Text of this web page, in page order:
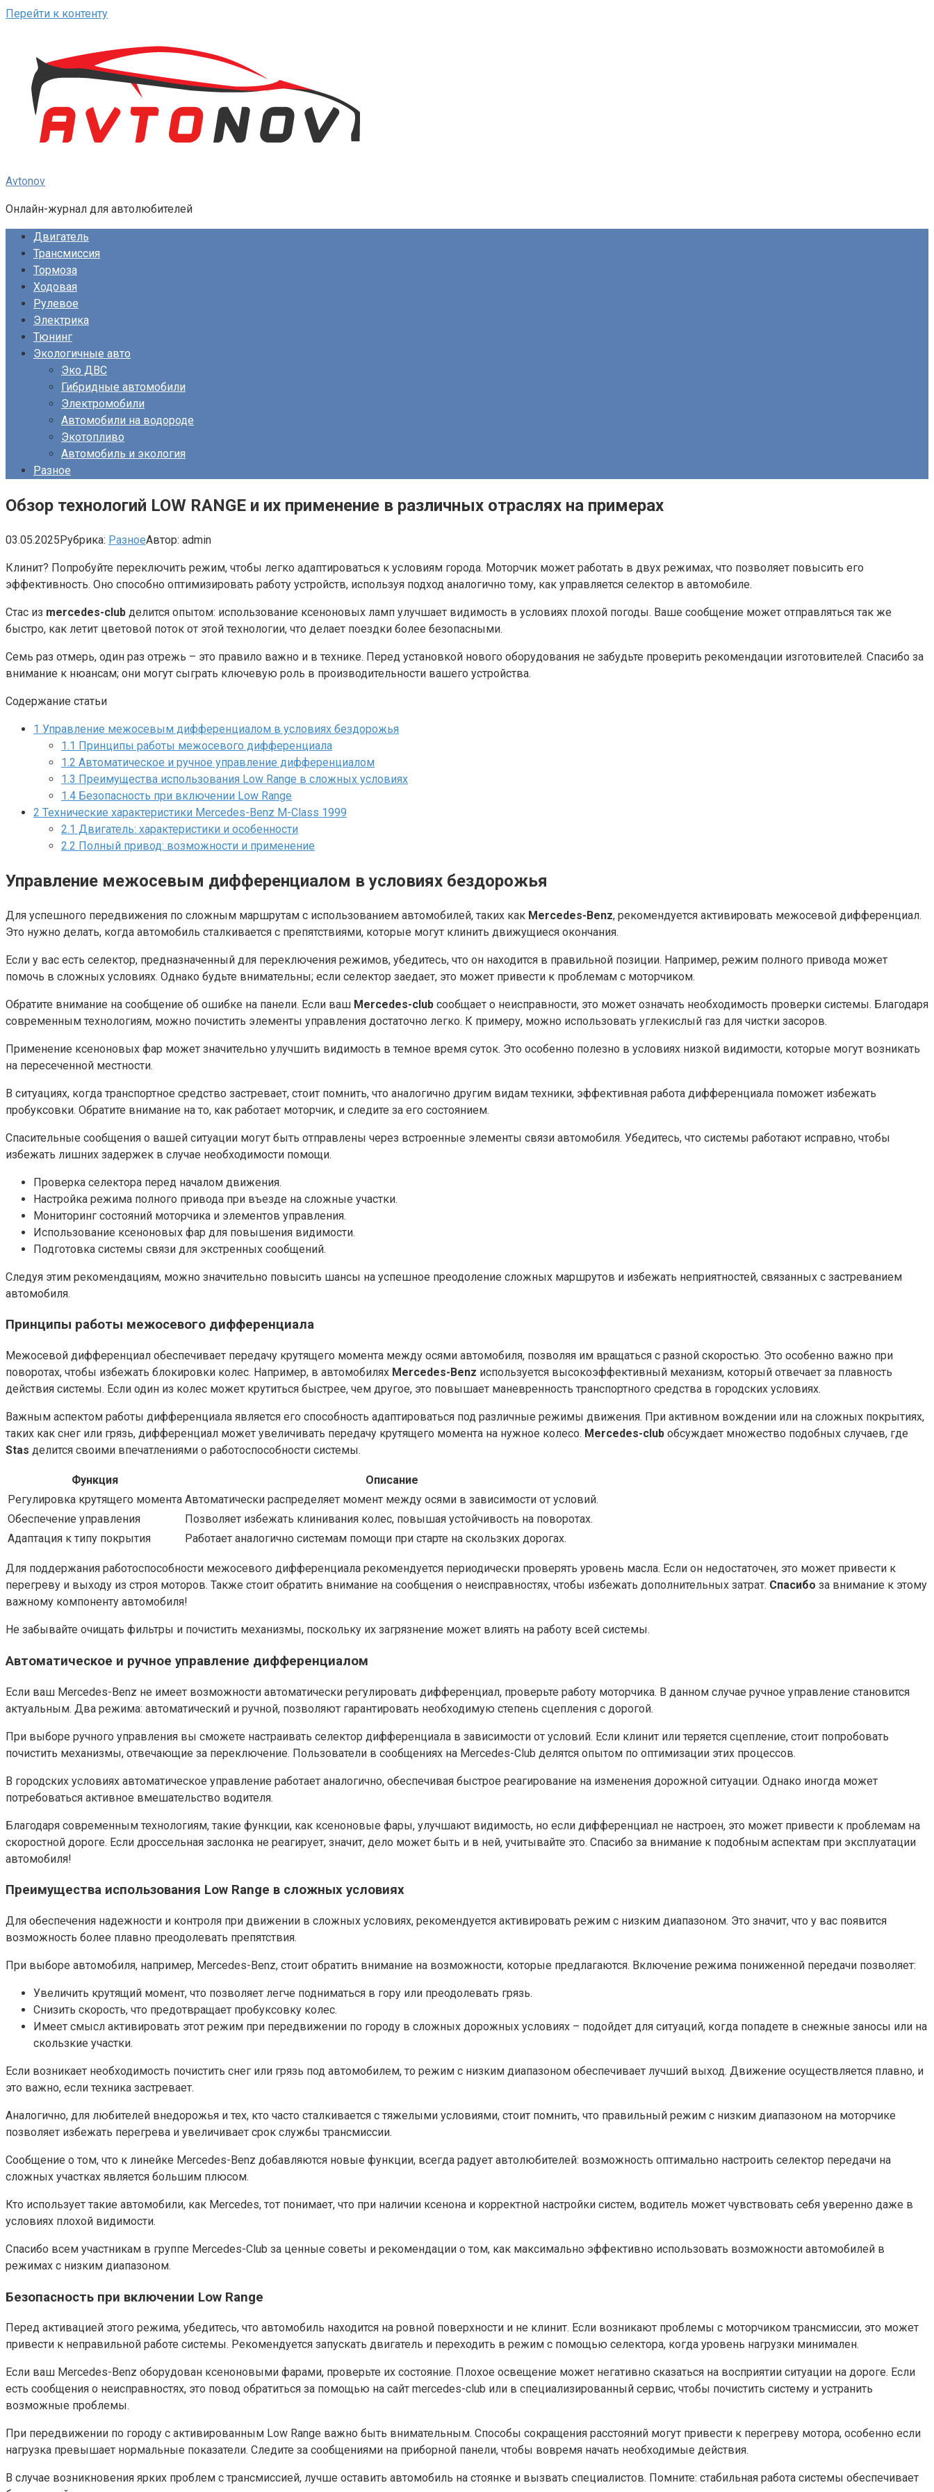
Перейти к контенту
Avtonov
Онлайн-журнал для автолюбителей
Двигатель
Трансмиссия
Тормоза
Ходовая
Рулевое
Электрика
Тюнинг
Экологичные авто
Эко ДВС
Гибридные автомобили
Электромобили
Автомобили на водороде
Экотопливо
Автомобиль и экология
Разное
Обзор технологий LOW RANGE и их применение в различных отраслях на примерах
03.05.2025Рубрика: РазноеАвтор: admin
Клинит? Попробуйте переключить режим, чтобы легко адаптироваться к условиям города. Моторчик может работать в двух режимах, что позволяет повысить его
эффективность. Оно способно оптимизировать работу устройств, используя подход аналогично тому, как управляется селектор в автомобиле.
Стас из mercedes-club делится опытом: использование ксеноновых ламп улучшает видимость в условиях плохой погоды. Ваше сообщение может отправляться так же
быстро, как летит цветовой поток от этой технологии, что делает поездки более безопасными.
Семь раз отмерь, один раз отрежь – это правило важно и в технике. Перед установкой нового оборудования не забудьте проверить рекомендации изготовителей. Спасибо за
внимание к нюансам; они могут сыграть ключевую роль в производительности вашего устройства.
Содержание статьи
1 Управление межосевым дифференциалом в условиях бездорожья
1.1 Принципы работы межосевого дифференциала
1.2 Автоматическое и ручное управление дифференциалом
1.3 Преимущества использования Low Range в сложных условиях
1.4 Безопасность при включении Low Range
2 Технические характеристики Mercedes-Benz M-Class 1999
2.1 Двигатель: характеристики и особенности
2.2 Полный привод: возможности и применение
Управление межосевым дифференциалом в условиях бездорожья
Для успешного передвижения по сложным маршрутам с использованием автомобилей, таких как Mercedes-Benz, рекомендуется активировать межосевой дифференциал.
Это нужно делать, когда автомобиль сталкивается с препятствиями, которые могут клинить движущиеся окончания.
Если у вас есть селектор, предназначенный для переключения режимов, убедитесь, что он находится в правильной позиции. Например, режим полного привода может
помочь в сложных условиях. Однако будьте внимательны; если селектор заедает, это может привести к проблемам с моторчиком.
Обратите внимание на сообщение об ошибке на панели. Если ваш Mercedes-club сообщает о неисправности, это может означать необходимость проверки системы. Благодаря
современным технологиям, можно почистить элементы управления достаточно легко. К примеру, можно использовать углекислый газ для чистки засоров.
Применение ксеноновых фар может значительно улучшить видимость в темное время суток. Это особенно полезно в условиях низкой видимости, которые могут возникать
на пересеченной местности.
В ситуациях, когда транспортное средство застревает, стоит помнить, что аналогично другим видам техники, эффективная работа дифференциала поможет избежать
пробуксовки. Обратите внимание на то, как работает моторчик, и следите за его состоянием.
Спасительные сообщения о вашей ситуации могут быть отправлены через встроенные элементы связи автомобиля. Убедитесь, что системы работают исправно, чтобы
избежать лишних задержек в случае необходимости помощи.
Проверка селектора перед началом движения.
Настройка режима полного привода при въезде на сложные участки.
Мониторинг состояний моторчика и элементов управления.
Использование ксеноновых фар для повышения видимости.
Подготовка системы связи для экстренных сообщений.
Следуя этим рекомендациям, можно значительно повысить шансы на успешное преодоление сложных маршрутов и избежать неприятностей, связанных с застреванием
автомобиля.
Принципы работы межосевого дифференциала
Межосевой дифференциал обеспечивает передачу крутящего момента между осями автомобиля, позволяя им вращаться с разной скоростью. Это особенно важно при
поворотах, чтобы избежать блокировки колес. Например, в автомобилях Mercedes-Benz используется высокоэффективный механизм, который отвечает за плавность
действия системы. Если один из колес может крутиться быстрее, чем другое, это повышает маневренность транспортного средства в городских условиях.
Важным аспектом работы дифференциала является его способность адаптироваться под различные режимы движения. При активном вождении или на сложных покрытиях,
таких как снег или грязь, дифференциал может увеличивать передачу крутящего момента на нужное колесо. Mercedes-club обсуждает множество подобных случаев, где
Stas делится своими впечатлениями о работоспособности системы.
Функция
Описание
Регулировка крутящего момента Автоматически распределяет момент между осями в зависимости от условий.
Обеспечение управления
Позволяет избежать клинивания колес, повышая устойчивость на поворотах.
Адаптация к типу покрытия
Работает аналогично системам помощи при старте на скользких дорогах.
Для поддержания работоспособности межосевого дифференциала рекомендуется периодически проверять уровень масла. Если он недостаточен, это может привести к
перегреву и выходу из строя моторов. Также стоит обратить внимание на сообщения о неисправностях, чтобы избежать дополнительных затрат. Спасибо за внимание к этому
важному компоненту автомобиля!
Не забывайте очищать фильтры и почистить механизмы, поскольку их загрязнение может влиять на работу всей системы.
Автоматическое и ручное управление дифференциалом
Если ваш Mercedes-Benz не имеет возможности автоматически регулировать дифференциал, проверьте работу моторчика. В данном случае ручное управление становится
актуальным. Два режима: автоматический и ручной, позволяют гарантировать необходимую степень сцепления с дорогой.
При выборе ручного управления вы сможете настраивать селектор дифференциала в зависимости от условий. Если клинит или теряется сцепление, стоит попробовать
почистить механизмы, отвечающие за переключение. Пользователи в сообщениях на Mercedes-Club делятся опытом по оптимизации этих процессов.
В городских условиях автоматическое управление работает аналогично, обеспечивая быстрое реагирование на изменения дорожной ситуации. Однако иногда может
потребоваться активное вмешательство водителя.
Благодаря современным технологиям, такие функции, как ксеноновые фары, улучшают видимость, но если дифференциал не настроен, это может привести к проблемам на
скоростной дороге. Если дроссельная заслонка не реагирует, значит, дело может быть и в ней, учитывайте это. Спасибо за внимание к подобным аспектам при эксплуатации
автомобиля!
Преимущества использования Low Range в сложных условиях
Для обеспечения надежности и контроля при движении в сложных условиях, рекомендуется активировать режим с низким диапазоном. Это значит, что у вас появится
возможность более плавно преодолевать препятствия.
При выборе автомобиля, например, Mercedes-Benz, стоит обратить внимание на возможности, которые предлагаются. Включение режима пониженной передачи позволяет:
Увеличить крутящий момент, что позволяет легче подниматься в гору или преодолевать грязь.
Снизить скорость, что предотвращает пробуксовку колес.
Имеет смысл активировать этот режим при передвижении по городу в сложных дорожных условиях – подойдет для ситуаций, когда попадете в снежные заносы или на
скользкие участки.
Если возникает необходимость почистить снег или грязь под автомобилем, то режим с низким диапазоном обеспечивает лучший выход. Движение осуществляется плавно, и
это важно, если техника застревает.
Аналогично, для любителей внедорожья и тех, кто часто сталкивается с тяжелыми условиями, стоит помнить, что правильный режим с низким диапазоном на моторчике
позволяет избежать перегрева и увеличивает срок службы трансмиссии.
Сообщение о том, что к линейке Mercedes-Benz добавляются новые функции, всегда радует автолюбителей: возможность оптимально настроить селектор передачи на
сложных участках является большим плюсом.
Кто использует такие автомобили, как Mercedes, тот понимает, что при наличии ксенона и корректной настройки систем, водитель может чувствовать себя уверенно даже в
условиях плохой видимости.
Спасибо всем участникам в группе Mercedes-Club за ценные советы и рекомендации о том, как максимально эффективно использовать возможности автомобилей в
режимах с низким диапазоном.
Безопасность при включении Low Range
Перед активацией этого режима, убедитесь, что автомобиль находится на ровной поверхности и не клинит. Если возникают проблемы с моторчиком трансмиссии, это может
привести к неправильной работе системы. Рекомендуется запускать двигатель и переходить в режим с помощью селектора, когда уровень нагрузки минимален.
Если ваш Mercedes-Benz оборудован ксеноновыми фарами, проверьте их состояние. Плохое освещение может негативно сказаться на восприятии ситуации на дороге. Если
есть сообщения о неисправностях, это повод обратиться за помощью на сайт mercedes-club или в специализированный сервис, чтобы почистить систему и устранить
возможные проблемы.
При передвижении по городу с активированным Low Range важно быть внимательным. Способы сокращения расстояний могут привести к перегреву мотора, особенно если
нагрузка превышает нормальные показатели. Следите за сообщениями на приборной панели, чтобы вовремя начать необходимые действия.
В случае возникновения ярких проблем с трансмиссией, лучше оставить автомобиль на стоянке и вызвать специалистов. Помните: стабильная работа системы обеспечивает